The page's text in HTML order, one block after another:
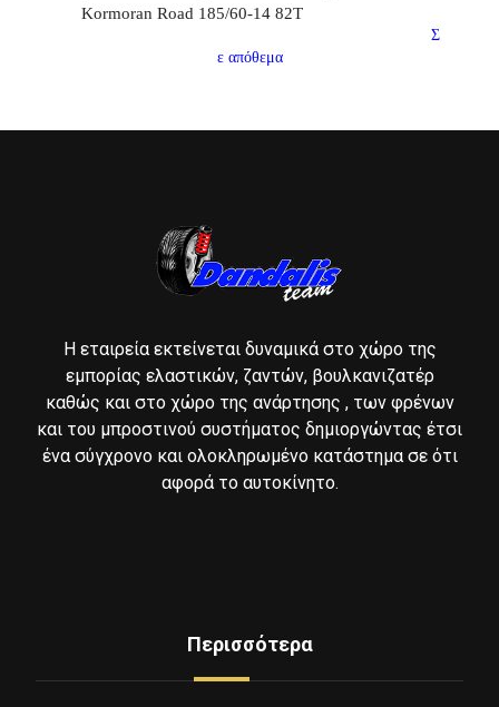
Kormoran Road 185/60-14 82T
Σ
ε απόθεμα
Η εταιρεία εκτείνεται δυναμικά στο χώρο της
εμπορίας ελαστικών, ζαντών, βουλκανιζατέρ
καθώς και στο χώρο της ανάρτησης , των φρένων
και του μπροστινού συστήματος δημιοργώντας έτσι
ένα σύγχρονο και ολοκληρωμένο κατάστημα σε ότι
αφορά το αυτοκίνητο.
Περισσότερα